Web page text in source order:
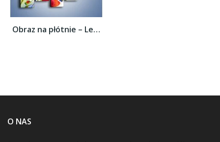
Obraz na płótnie – Lewa strona maków –...
O NAS